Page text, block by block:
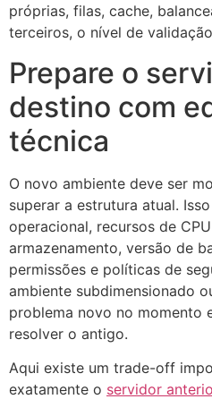
próprias, filas, cache,
terceiros, o nível de
Prepare o
destino com
técnica
O novo ambiente deve ser
superar a estrutura atual.
operacional, recursos de
armazenamento, versão de
permissões e políticas de
ambiente subdimensionado
problema novo no momento
resolver o antigo.
Aqui existe um trade-off
exatamente o servidor